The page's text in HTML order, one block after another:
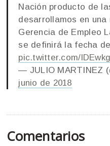
Nación producto de
desarrollamos en
Gerencia de Empleo
se definirá la fecha
pic.twitter.com/
— JULIO MARTINEZ
junio de 2018
Comentarios